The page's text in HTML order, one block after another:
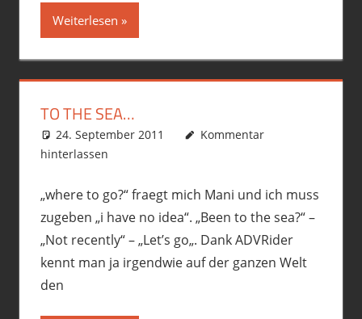
Weiterlesen
TO THE SEA…
24. September 2011 phil
Motorrad,R12GS
Kommentar
hinterlassen
„where to go?“ fraegt mich Mani und ich muss
zugeben „i have no idea“. „Been to the sea?“ –
„Not recently“ – „Let’s go„. Dank ADVRider
kennt man ja irgendwie auf der ganzen Welt
den